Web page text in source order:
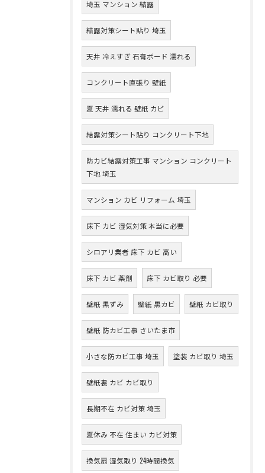
埼玉 マンション 結露
結露対策シート貼り 埼玉
天井 冷えすぎ 石膏ボード 濡れる
コンクリート直張り 壁紙
夏 天井 濡れる 壁紙 カビ
結露対策シート貼り コンクリート下地
防カビ結露対策工事 マンション コンクリート
下地 埼玉
マンション カビ リフォーム 埼玉
床下 カビ 湿気対策 本当に必要
シロアリ業者 床下 カビ 高い
床下 カビ 薬剤 床下 カビ取り 必要
壁紙 黒ずみ 壁紙 黒カビ 壁紙 カビ取り
壁紙 防カビ工事 さいたま市
小さな防カビ工事 埼玉 塗装 カビ取り 埼玉
壁紙裏 カビ カビ取り
長期不在 カビ対策 埼玉
夏休み 不在 住まい カビ対策
換気扇 湿気取り 24時間換気